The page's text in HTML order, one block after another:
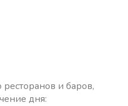
ресторанов и баров,
дня: